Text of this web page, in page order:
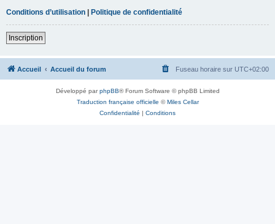
Conditions d’utilisation | Politique de confidentialité
Inscription
Accueil Accueil du forum Fuseau horaire sur UTC+02:00
Développé parphpBB® Forum Software © phpBB Limited
Traduction française officielle ©Miles Cellar
Confidentialité | Conditions